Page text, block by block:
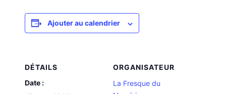
Ajouter au calendrier
DÉTAILS
Date :
ORGANISATEUR
La Fresque du